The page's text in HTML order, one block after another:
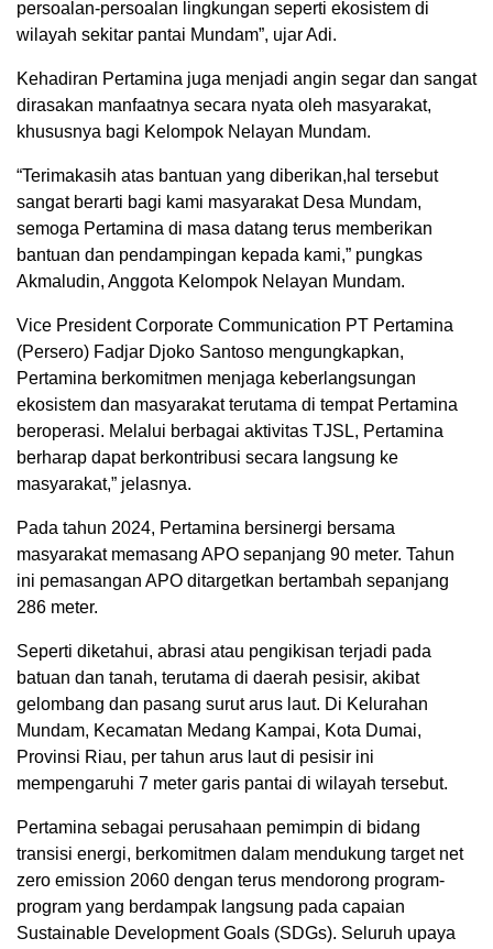
persoalan-persoalan lingkungan seperti ekosistem di
wilayah sekitar pantai Mundam”, ujar Adi.
Kehadiran Pertamina juga menjadi angin segar dan sangat
dirasakan manfaatnya secara nyata oleh masyarakat,
khususnya bagi Kelompok Nelayan Mundam.
“Terimakasih atas bantuan yang diberikan,hal tersebut
sangat berarti bagi kami masyarakat Desa Mundam,
semoga Pertamina di masa datang terus memberikan
bantuan dan pendampingan kepada kami,” pungkas
Akmaludin, Anggota Kelompok Nelayan Mundam.
Vice President Corporate Communication PT Pertamina
(Persero) Fadjar Djoko Santoso mengungkapkan,
Pertamina berkomitmen menjaga keberlangsungan
ekosistem dan masyarakat terutama di tempat Pertamina
beroperasi. Melalui berbagai aktivitas TJSL, Pertamina
berharap dapat berkontribusi secara langsung ke
masyarakat,” jelasnya.
Pada tahun 2024, Pertamina bersinergi bersama
masyarakat memasang APO sepanjang 90 meter. Tahun
ini pemasangan APO ditargetkan bertambah sepanjang
286 meter.
Seperti diketahui, abrasi atau pengikisan terjadi pada
batuan dan tanah, terutama di daerah pesisir, akibat
gelombang dan pasang surut arus laut. Di Kelurahan
Mundam, Kecamatan Medang Kampai, Kota Dumai,
Provinsi Riau, per tahun arus laut di pesisir ini
mempengaruhi 7 meter garis pantai di wilayah tersebut.
Pertamina sebagai perusahaan pemimpin di bidang
transisi energi, berkomitmen dalam mendukung target net
zero emission 2060 dengan terus mendorong program-
program yang berdampak langsung pada capaian
Sustainable Development Goals (SDGs). Seluruh upaya